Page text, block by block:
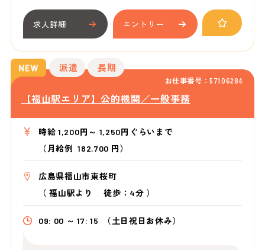
求人詳細 エントリー
お仕事番号：57106284
派遣 長期
【福山駅エリア】公的機関／一般事務
時給 1,200円～ 1,250円ぐらいまで
（月給例 182,700 円）
広島県福山市東桜町
（福山駅より徒歩：4分 ）
09: 00 ～ 17: 15 （土日祝日お休み）